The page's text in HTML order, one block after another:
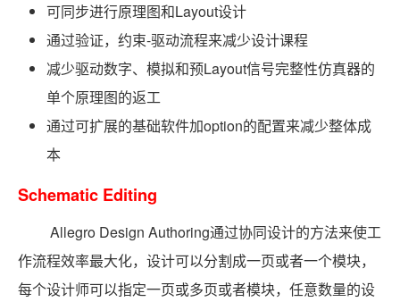
可同步进行原理图和Layout设计
通过验证，约束-驱动流程来减少设计课程
减少驱动数字、模拟和预Layout信号完整性仿真器的
单个原理图的返工
通过可扩展的基础软件加option的配置来减少整体成
本
Schematic Editing
Allegro Design Authoring通过协同设计的方法来使工
作流程效率最大化，设计可以分割成一页或者一个模块，
每个设计师可以指定一页或多页或者模块，任意数量的设